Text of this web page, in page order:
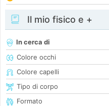
Il mio fisico e +
In cerca di
Colore occhi
Colore capelli
Tipo di corpo
Formato